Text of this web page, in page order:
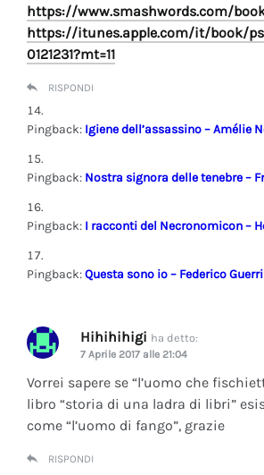
https://www.smashwords.com/
https://itunes.apple.com/it/book/
0121231?mt=11
RISPONDI
Pingback: Igiene dell’assassino – Amélie
Pingback: Nostra signora delle tenebre –
Pingback: I racconti del Necronomicon –
Pingback:Questa sono io – Federico Guerri
Hihihihigi ha detto:
7 Aprile 2017 alle 21:04
Vorrei sapere se “l’uomo che
libro “storia di una ladra di libri”
come “l’uomo di fango”, grazie
RISPONDI